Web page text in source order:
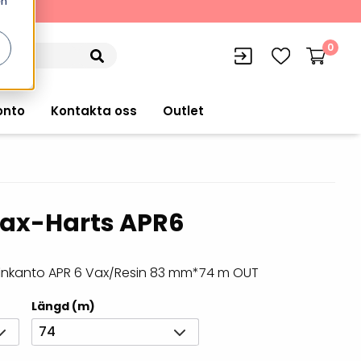
0
handdatorer
tablets
Ruggade plattor
Pekskärmar
VISITIQ: Besökssystem
Utlåning hyra och
inventering
Kontakta oss Outlet
Harts APR6
APR 6 Vax/Resin 83 mm*74 m OUT
Längd (m)
74